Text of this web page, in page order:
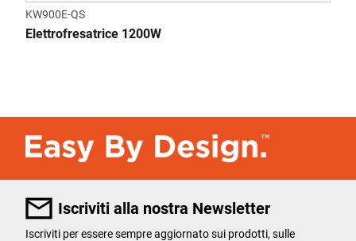
KW900E-QS
Elettrofresatrice 1200W
Iscriviti alla nostra Newsletter
Iscriviti per essere sempre aggiornato sui prodotti, sulle